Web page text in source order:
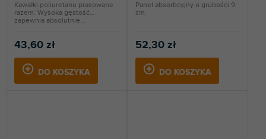
43,60 zł
DO KOSZYKA
Kawałki poliuretanu prasowane
razem. Wysoka gęstość
zapewnia absolutnie...
52,30 zł
DO KOSZYKA
Panel absorbcyjny o grubości 9
cm.